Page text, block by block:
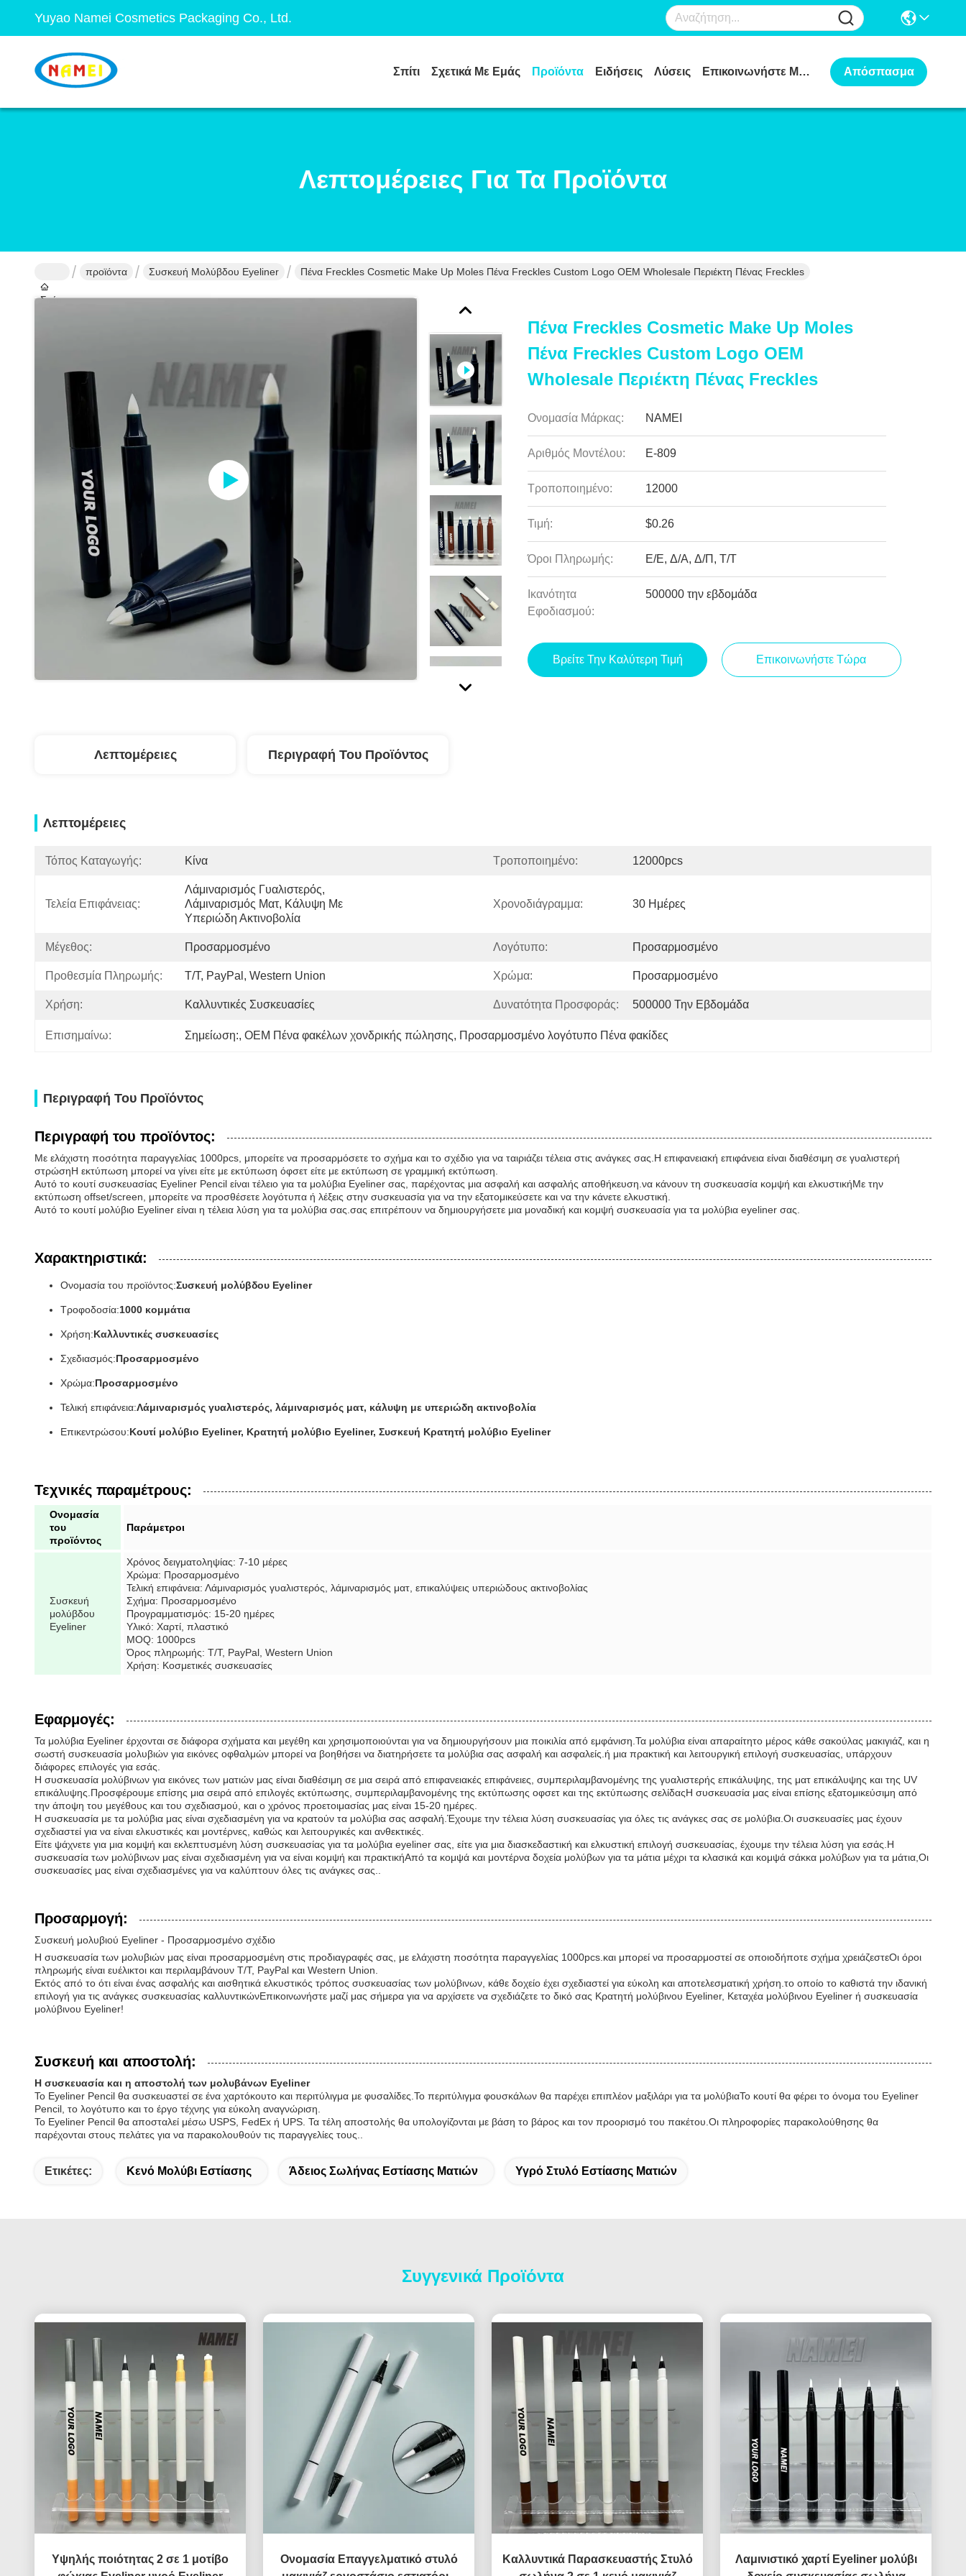
Yuyao Namei Cosmetics Packaging Co., Ltd.
Σπίτι Σχετικά Με Εμάς Προϊόντα Ειδήσεις Λύσεις Επικοινωνήστε Μαζί Μας Απόσπασμα
Λεπτομέρειες Για Τα Προϊόντα
Σπίτι
προϊόντα Συσκευή Μολύβδου Eyeliner Πένα Freckles Cosmetic Make Up Moles Πένα Freckles Custom Logo OEM Wholesale Περιέκτη Πένας Freckles
Πένα Freckles Cosmetic Make Up Moles
Πένα Freckles Custom Logo OEM
Wholesale Περιέκτη Πένας Freckles
Ονομασία Μάρκας: NAMEI
Αριθμός Μοντέλου: Ε-809
Τροποποιημένο: 12000
Τιμή: $0.26
Όροι Πληρωμής: Ε/Ε, Δ/Α, Δ/Π, Τ/Τ
Ικανότητα
Εφοδιασμού:
500000 την εβδομάδα
Βρείτε Την Καλύτερη Τιμή Επικοινωνήστε Τώρα
Λεπτομέρειες Περιγραφή Του Προϊόντος
Λεπτομέρειες
Τόπος Καταγωγής: Κίνα Τροποποιημένο: 12000pcs
Τελεία Επιφάνειας:
Λάμιναρισμός Γυαλιστερός,
Λάμιναρισμός Ματ, Κάλυψη Με
Υπεριώδη Ακτινοβολία
Χρονοδιάγραμμα: 30 Ημέρες
Μέγεθος: Προσαρμοσμένο Λογότυπο: Προσαρμοσμένο
Προθεσμία Πληρωμής: T/T, PayPal, Western Union Χρώμα: Προσαρμοσμένο
Χρήση: Καλλυντικές Συσκευασίες Δυνατότητα Προσφοράς: 500000 Την Εβδομάδα
Επισημαίνω: Σημείωση:, OEM Πένα φακέλων χονδρικής πώλησης, Προσαρμοσμένο λογότυπο Πένα φακίδες
Περιγραφή Του Προϊόντος
Περιγραφή του προϊόντος:
Με ελάχιστη ποσότητα παραγγελίας 1000pcs, μπορείτε να προσαρμόσετε το σχήμα και το σχέδιο για να ταιριάζει τέλεια στις ανάγκες σας.Η επιφανειακή επιφάνεια είναι διαθέσιμη σε γυαλιστερή
στρώσηΗ εκτύπωση μπορεί να γίνει είτε με εκτύπωση όφσετ είτε με εκτύπωση σε γραμμική εκτύπωση.
Αυτό το κουτί συσκευασίας Eyeliner Pencil είναι τέλειο για τα μολύβια Eyeliner σας, παρέχοντας μια ασφαλή και ασφαλής αποθήκευση.να κάνουν τη συσκευασία κομψή και ελκυστικήΜε την
εκτύπωση offset/screen, μπορείτε να προσθέσετε λογότυπα ή λέξεις στην συσκευασία για να την εξατομικεύσετε και να την κάνετε ελκυστική.
Αυτό το κουτί μολύβιο Eyeliner είναι η τέλεια λύση για τα μολύβια σας.σας επιτρέπουν να δημιουργήσετε μια μοναδική και κομψή συσκευασία για τα μολύβια eyeliner σας.
Χαρακτηριστικά:
Ονομασία του προϊόντος:Συσκευή μολύβδου Eyeliner
Τροφοδοσία:1000 κομμάτια
Χρήση:Καλλυντικές συσκευασίες
Σχεδιασμός:Προσαρμοσμένο
Χρώμα:Προσαρμοσμένο
Τελική επιφάνεια:Λάμιναρισμός γυαλιστερός, λάμιναρισμός ματ, κάλυψη με υπεριώδη ακτινοβολία
Επικεντρώσου:Κουτί μολύβιο Eyeliner, Κρατητή μολύβιο Eyeliner, Συσκευή Κρατητή μολύβιο Eyeliner
Τεχνικές παραμέτρους:
Ονομασία
του
προϊόντος
Παράμετροι
Συσκευή
μολύβδου
Eyeliner
Χρόνος δειγματοληψίας: 7-10 μέρες
Χρώμα: Προσαρμοσμένο
Τελική επιφάνεια: Λάμιναρισμός γυαλιστερός, λάμιναρισμός ματ, επικαλύψεις υπεριώδους ακτινοβολίας
Σχήμα: Προσαρμοσμένο
Προγραμματισμός: 15-20 ημέρες
Υλικό: Χαρτί, πλαστικό
MOQ: 1000pcs
Όρος πληρωμής: T/T, PayPal, Western Union
Χρήση: Κοσμετικές συσκευασίες
Εφαρμογές:
Τα μολύβια Eyeliner έρχονται σε διάφορα σχήματα και μεγέθη και χρησιμοποιούνται για να δημιουργήσουν μια ποικιλία από εμφάνιση.Τα μολύβια είναι απαραίτητο μέρος κάθε σακούλας μακιγιάζ, και η
σωστή συσκευασία μολυβιών για εικόνες οφθαλμών μπορεί να βοηθήσει να διατηρήσετε τα μολύβια σας ασφαλή και ασφαλείς.ή μια πρακτική και λειτουργική επιλογή συσκευασίας, υπάρχουν
διάφορες επιλογές για εσάς.
Η συσκευασία μολύβινων για εικόνες των ματιών μας είναι διαθέσιμη σε μια σειρά από επιφανειακές επιφάνειες, συμπεριλαμβανομένης της γυαλιστερής επικάλυψης, της ματ επικάλυψης και της UV
επικάλυψης.Προσφέρουμε επίσης μια σειρά από επιλογές εκτύπωσης, συμπεριλαμβανομένης της εκτύπωσης οφσετ και της εκτύπωσης σελίδαςΗ συσκευασία μας είναι επίσης εξατομικεύσιμη από
την άποψη του μεγέθους και του σχεδιασμού, και ο χρόνος προετοιμασίας μας είναι 15-20 ημέρες.
Η συσκευασία με τα μολύβια μας είναι σχεδιασμένη για να κρατούν τα μολύβια σας ασφαλή.Έχουμε την τέλεια λύση συσκευασίας για όλες τις ανάγκες σας σε μολύβια.Οι συσκευασίες μας έχουν
σχεδιαστεί για να είναι ελκυστικές και μοντέρνες, καθώς και λειτουργικές και ανθεκτικές.
Είτε ψάχνετε για μια κομψή και εκλεπτυσμένη λύση συσκευασίας για τα μολύβια eyeliner σας, είτε για μια διασκεδαστική και ελκυστική επιλογή συσκευασίας, έχουμε την τέλεια λύση για εσάς.Η
συσκευασία των μολύβινων μας είναι σχεδιασμένη για να είναι κομψή και πρακτικήΑπό τα κομψά και μοντέρνα δοχεία μολύβων για τα μάτια μέχρι τα κλασικά και κομψά σάκκα μολύβων για τα μάτια,Οι
συσκευασίες μας είναι σχεδιασμένες για να καλύπτουν όλες τις ανάγκες σας..
Προσαρμογή:
Συσκευή μολυβιού Eyeliner - Προσαρμοσμένο σχέδιο
Η συσκευασία των μολυβιών μας είναι προσαρμοσμένη στις προδιαγραφές σας, με ελάχιστη ποσότητα παραγγελίας 1000pcs.και μπορεί να προσαρμοστεί σε οποιοδήποτε σχήμα χρειάζεστεΟι όροι
πληρωμής είναι ευέλικτοι και περιλαμβάνουν T/T, PayPal και Western Union.
Εκτός από το ότι είναι ένας ασφαλής και αισθητικά ελκυστικός τρόπος συσκευασίας των μολύβινων, κάθε δοχείο έχει σχεδιαστεί για εύκολη και αποτελεσματική χρήση.το οποίο το καθιστά την ιδανική
επιλογή για τις ανάγκες συσκευασίας καλλυντικώνΕπικοινωνήστε μαζί μας σήμερα για να αρχίσετε να σχεδιάζετε το δικό σας Κρατητή μολύβινου Eyeliner, Κεταχέα μολύβινου Eyeliner ή συσκευασία
μολύβινου Eyeliner!
Συσκευή και αποστολή:
Η συσκευασία και η αποστολή των μολυβάνων Eyeliner
Το Eyeliner Pencil θα συσκευαστεί σε ένα χαρτόκουτο και περιτύλιγμα με φυσαλίδες.Το περιτύλιγμα φουσκάλων θα παρέχει επιπλέον μαξιλάρι για τα μολύβιαΤο κουτί θα φέρει το όνομα του Eyeliner
Pencil, το λογότυπο και το έργο τέχνης για εύκολη αναγνώριση.
Το Eyeliner Pencil θα αποσταλεί μέσω USPS, FedEx ή UPS. Τα τέλη αποστολής θα υπολογίζονται με βάση το βάρος και τον προορισμό του πακέτου.Οι πληροφορίες παρακολούθησης θα
παρέχονται στους πελάτες για να παρακολουθούν τις παραγγελίες τους..
Ετικέτες: Κενό Μολύβι Εστίασης Άδειος Σωλήνας Εστίασης Ματιών Υγρό Στυλό Εστίασης Ματιών
Συγγενικά Προϊόντα
Υψηλής ποιότητας 2 σε 1 μοτίβο
Ονομασία Επαγγελματικό στυλό
Καλλυντικά Παρασκευαστής Στυλό
Λαμινιστικό χαρτί Eyeliner μολύβι